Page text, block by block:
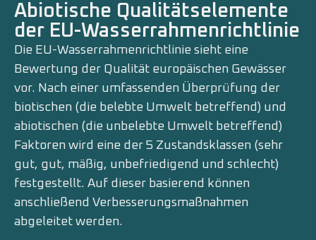
Abiotische Qualitätselemente
der EU-Wasserrahmenrichtlinie
Die EU-Wasserrahmenrichtlinie sieht eine
Bewertung der Qualität europäischen Gewässer
vor. Nach einer umfassenden Überprüfung der
biotischen (die belebte Umwelt betreffend) und
abiotischen (die unbelebte Umwelt betreffend)
Faktoren wird eine der 5 Zustandsklassen (sehr
gut, gut, mäßig, unbefriedigend und schlecht)
festgestellt. Auf dieser basierend können
anschließend Verbesserungsmaßnahmen
abgeleitet werden.